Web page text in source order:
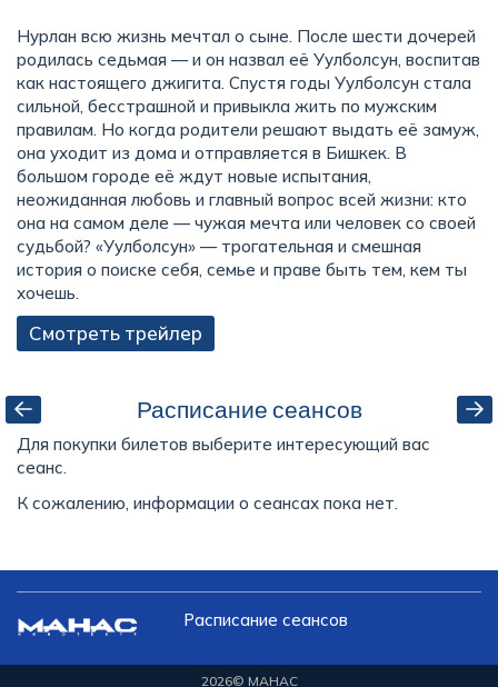
Нурлан всю жизнь мечтал о сыне. После шести дочерей
родилась седьмая — и он назвал её Уулболсун, воспитав
как настоящего джигита. Спустя годы Уулболсун стала
сильной, бесстрашной и привыкла жить по мужским
правилам. Но когда родители решают выдать её замуж,
она уходит из дома и отправляется в Бишкек. В
большом городе её ждут новые испытания,
неожиданная любовь и главный вопрос всей жизни: кто
она на самом деле — чужая мечта или человек со своей
судьбой? «Уулболсун» — трогательная и смешная
история о поиске себя, семье и праве быть тем, кем ты
хочешь.
Смотреть трейлер
Расписание сеансов
Для покупки билетов выберите интересующий вас
сеанс.
К сожалению, информации о сеансах пока нет.
Расписание сеансов
2026© МАНАС